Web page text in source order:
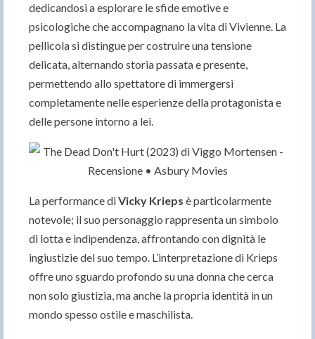
dedicandosi a esplorare le sfide emotive e
psicologiche che accompagnano la vita di Vivienne. La
pellicola si distingue per costruire una tensione
delicata, alternando storia passata e presente,
permettendo allo spettatore di immergersi
completamente nelle esperienze della protagonista e
delle persone intorno a lei.
La performance diVicky Krieps è particolarmente
notevole; il suo personaggio rappresenta un simbolo
di lotta e indipendenza, affrontando con dignità le
ingiustizie del suo tempo. L’interpretazione di Krieps
offre uno sguardo profondo su una donna che cerca
non solo giustizia, ma anche la propria identità in un
mondo spesso ostile e maschilista.